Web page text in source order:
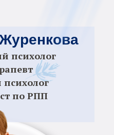
психолог
по РПП